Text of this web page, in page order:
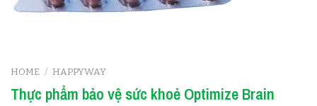
HOME / HAPPYWAY
Thực phẩm bảo vệ sức khoẻ Optimize Brain